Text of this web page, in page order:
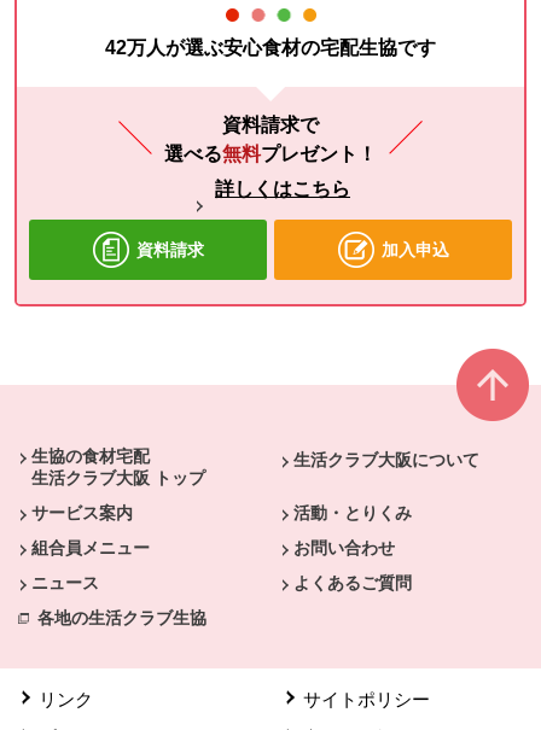
42万人が選ぶ安心食材の宅配生協です
資料請求で
選べる無料プレゼント！
詳しくはこちら
資料請求 加入申込
生協の食材宅配
生活クラブ大阪 トップ
生活クラブ大阪について
サービス案内
活動・とりくみ
組合員メニュー
お問い合わせ
ニュース
よくあるご質問
各地の生活クラブ生協
リンク
サイトポリシー